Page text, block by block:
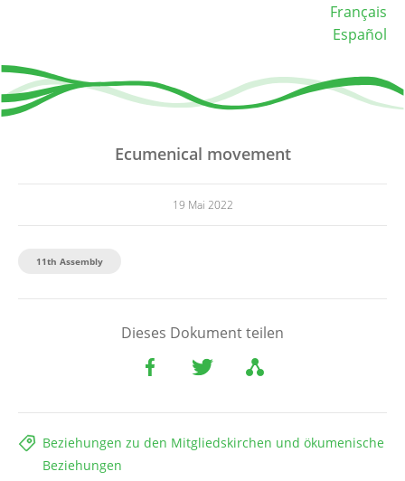
Français
Español
Ecumenical movement
19 Mai 2022
11th Assembly
Dieses Dokument teilen
Beziehungen zu den Mitgliedskirchen und ökumenische
Beziehungen